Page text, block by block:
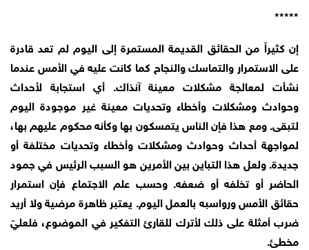
*****
إن كثيراً من الحقائق القديمة المستمرة إلى اليوم لم تعد قادرة
على الاستمرار والتماسك والنجاح كما كانت عليه في الأمس عندما
نشأت لمعالجة مشكلات معينة آنذاك. أي استجابة لأحداث
وحوادث ومشكلات وأخطاء وتحديات معينة غير موجودة اليوم
لتبقى. ومع هذا فإن الناس يتمسكون بها وكأنه محكوم عليهم بها،
لمواجهة أحداث وحوادث ومشكلات وأخطاء وتحديات مختلفة أو
جديدة. ولعل هذا التباين بين الأمرين هو السبب الرئيس في جمود
الحاضر أو تخلفه أو ضعفه. وحسب علم الاجتماع فإن استمرار
حقائق الأمس ورواسبه بالعمل اليوم. يعتبر ظاهرة مرضية ولا أريد
ضرب أمثلة على ذلك لأترك للقارئ التفكير في الموضوع، فلعليّ
مخطئ.